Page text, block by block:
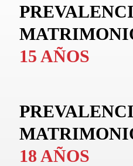
15 AÑOS
18 AÑOS